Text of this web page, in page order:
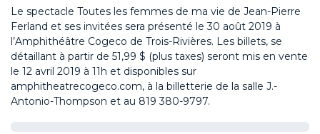
Le spectacle Toutes les femmes de ma vie de Jean-Pierre
Ferland et ses invitées sera présenté le 30 août 2019 à
l’Amphithéâtre Cogeco de Trois-Rivières. Les billets, se
détaillant à partir de 51,99 $ (plus taxes) seront mis en vente
le 12 avril 2019 à 11h et disponibles sur
amphitheatrecogeco.com, à la billetterie de la salle J.-
Antonio-Thompson et au 819 380-9797.